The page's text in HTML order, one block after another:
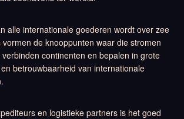
alle internationale goederen wordt over zee
de knooppunten waar die stromen
continenten en bepalen in grote
betrouwbaarheid van internationale
en logistieke partners is het goed